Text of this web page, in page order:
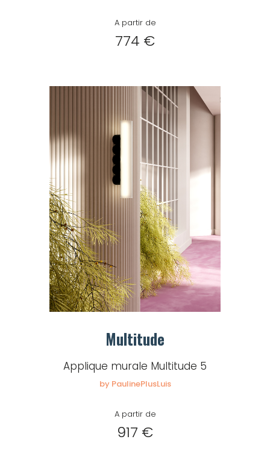
A partir de
774 €
Multitude
Applique murale Multitude 5
by PaulinePlusLuis
A partir de
917 €